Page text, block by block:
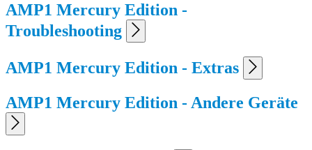
AMP1 Mercury Edition -
Troubleshooting
AMP1 Mercury Edition - Extras
AMP1 Mercury Edition - Andere Geräte